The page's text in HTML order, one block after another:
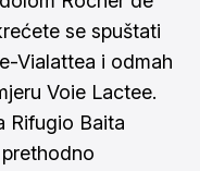
se spuštati
Vialattea i odmah
Voie Lactee.
Rifugio Baita